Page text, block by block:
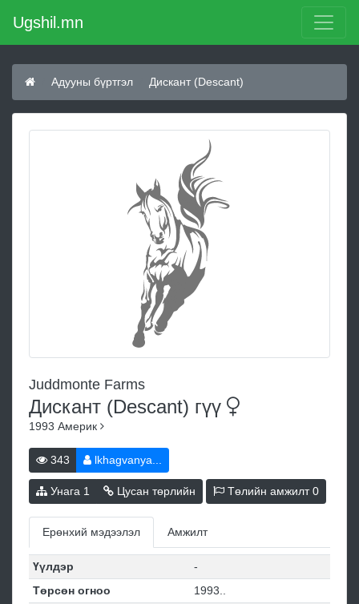
Ugshil.mn
Адууны бүртгэл Дискант (Descant)
Juddmonte Farms
Дискант (Descant) гүү
1993 Америк
343 lkhagvanya...
Унага 1 Цусан төрлийн Төлийн амжилт0
Ерөнхий мэдээлэл Амжилт
Үүлдэр
-
Төрсөн огноо
1993..